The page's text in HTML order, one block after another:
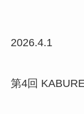
2026.4.1
第4回